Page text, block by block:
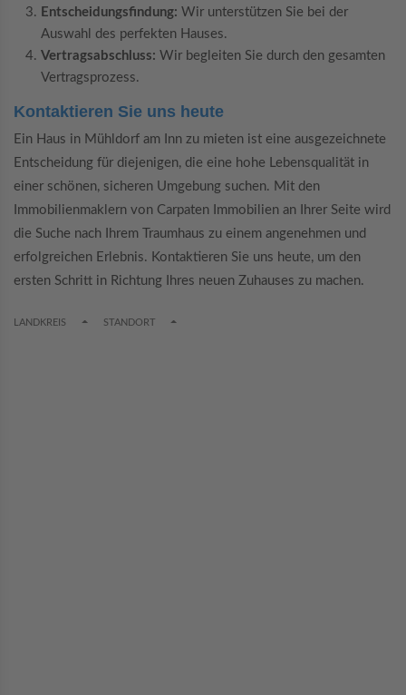
Entscheidungsfindung: Wir unterstützen Sie bei der
Auswahl des perfekten Hauses.
Vertragsabschluss: Wir begleiten Sie durch den gesamten
Vertragsprozess.
Kontaktieren Sie uns heute
Ein Haus in Mühldorf am Inn zu mieten ist eine ausgezeichnete
Entscheidung für diejenigen, die eine hohe Lebensqualität in
einer schönen, sicheren Umgebung suchen. Mit den
Immobilienmaklern von Carpaten Immobilien an Ihrer Seite wird
die Suche nach Ihrem Traumhaus zu einem angenehmen und
erfolgreichen Erlebnis. Kontaktieren Sie uns heute, um den
ersten Schritt in Richtung Ihres neuen Zuhauses zu machen.
LANDKREIS TOGGLE DROPDOWN
STANDORT TOGGLE DROPDOWN